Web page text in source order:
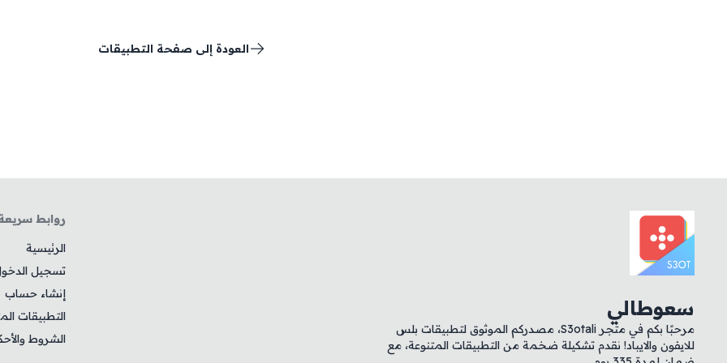
العودة إلى صفحة التطبيقات
سعوطالي
مرحبًا بكم في متجر S3otali، مصدركم الموثوق لتطبيقات بلس
للايفون والايباد! نقدم تشكيلة ضخمة من التطبيقات المتنوعة، مع
روابط
الرئيسية
تسجيل
إنشاء حساب
التطبيقات
الشروط